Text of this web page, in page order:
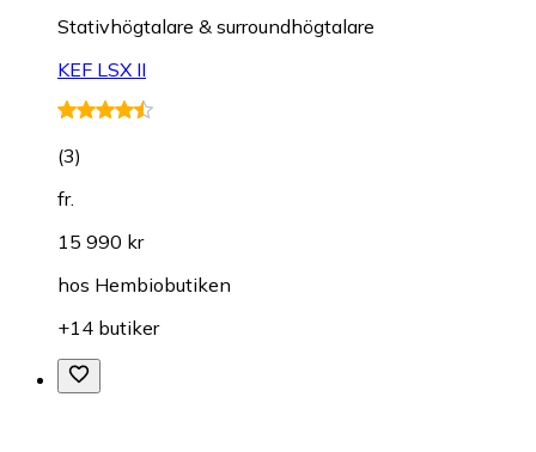
Stativhögtalare & surroundhögtalare
KEF LSX II
(3)
fr.
15 990 kr
hos Hembiobutiken
+14 butiker